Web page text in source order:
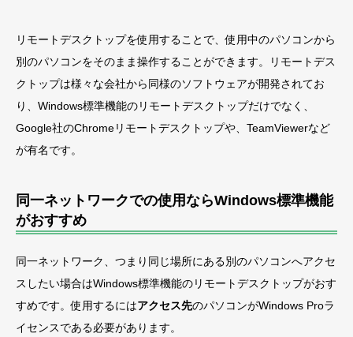
リモートデスクトップを使用することで、使用中のパソコンから
別のパソコンをそのまま操作することができます。リモートデス
クトップは様々な会社から同様のソフトウェアが開発されてお
り、Windows標準機能のリモートデスクトップだけでなく、
Google社のChromeリモートデスクトップや、TeamViewerなど
が有名です。
同一ネットワークでの使用ならWindows標準機能
がおすすめ
同一ネットワーク、つまり同じ場所にある別のパソコンへアクセ
スしたい場合はWindows標準機能のリモートデスクトップがおす
すめです。使用するにはアクセス先のパソコンがWindows Proラ
イセンスである必要があります。